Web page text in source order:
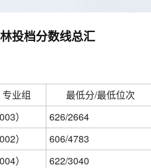
投档分数线总汇
专业组
最低分/最低位次
003）
626/2664
002）
606/4783
004）
622/3040